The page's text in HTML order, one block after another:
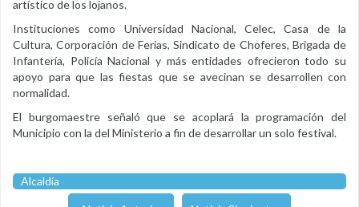
artístico de los lojanos.
Instituciones como Universidad Nacional, Celec, Casa de la
Cultura, Corporación de Ferias, Sindicato de Choferes, Brigada de
Infantería, Policía Nacional y más entidades ofrecieron todo su
apoyo para que las fiestas que se avecinan se desarrollen con
normalidad.
El burgomaestre señaló que se acoplará la programación del
Municipio con la del Ministerio a fin de desarrollar un solo festival.
Alcaldía